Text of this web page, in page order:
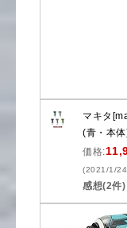
マキタ
(青・本
価格:
(2021/1/
感想(2件)